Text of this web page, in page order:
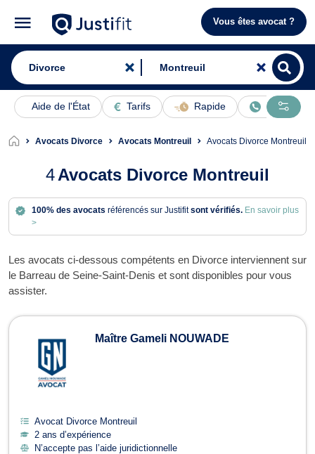
Vous êtes avocat ?
Aide de l'État Tarifs Rapide En ligne
Avocats Divorce Avocats Montreuil Avocats Divorce Montreuil
4Avocats Divorce Montreuil
100% des avocats référencés sur Justifitsont vérifiés. En savoir plus
>
Les avocats ci-dessous compétents en Divorce interviennent sur
le Barreau de Seine-Saint-Denis et sont disponibles pour vous
assister.
Avocats en Divorce à Montreuil
Maître Gameli NOUWADE
Avocat Divorce Montreuil
2 ans d’expérience
N’accepte pas l’aide juridictionnelle